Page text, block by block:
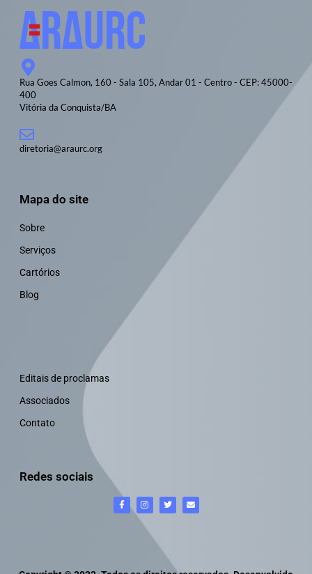
Rua Goes Calmon, 160 - Sala 105, Andar 01 - Centro - CEP: 45000-
400
Vitória da Conquista/BA
diretoria@araurc.org
Mapa do site
Sobre
Serviços
Cartórios
Blog
Editais de proclamas
Associados
Contato
Redes sociais